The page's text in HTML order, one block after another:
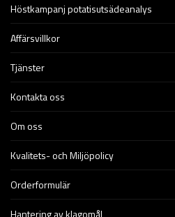
Höstkampanj potatisutsädeanalys
Affärsvillkor
Tjänster
Kontakta oss
Om oss
Kvalitets- och Miljöpolicy
Orderformulär
Hantering av klagomål